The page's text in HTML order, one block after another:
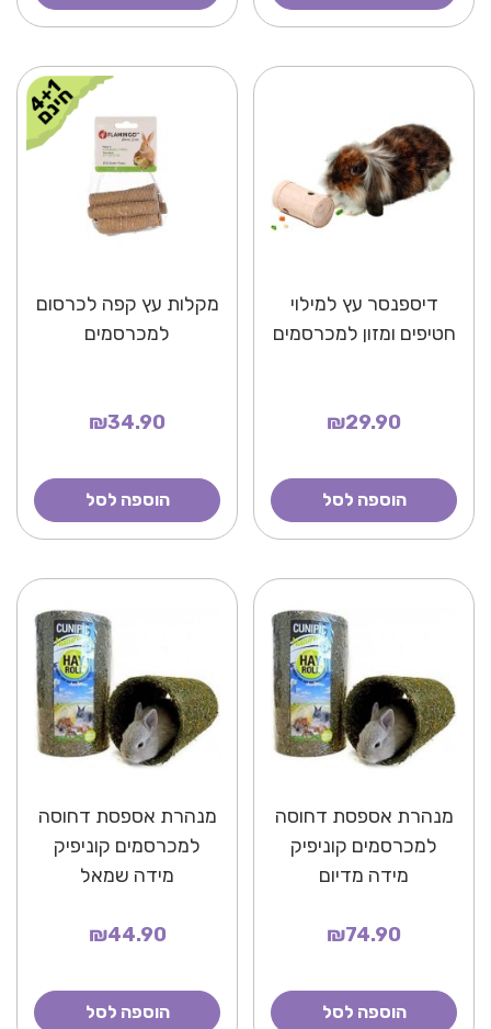
דיספנסר עץ למילוי
חטיפים ומזון למכרסמים
₪29.90
הוספה לסל
מקלות עץ קפה לכרסום
למכרסמים
₪34.90
הוספה לסל
מנהרת אספסת דחוסה
למכרסמים קוניפיק
מידה מדיום
₪74.90
הוספה לסל
מנהרת אספסת דחוסה
למכרסמים קוניפיק
מידה שמאל
₪44.90
הוספה לסל